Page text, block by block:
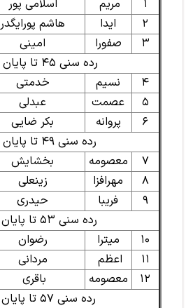
۱
مریم
اسلامی پور
۲
ایدا هاشم پورایگدر
۳
صفورا
امینی
رده سنی ۴۵ تا پایان ۴۸ سال
۴
نسیم خدمتی
۵
عصمت عبدلی
۶
پروانه
بکر ضایی
رده سنی ۴۹ تا پایان ۵۲ سال
۷
معصومه بخشایش
۸
مهرافزا زینعلی
۹
فریبا حیدری
رده سنی ۵۳ تا پایان ۵۶ سال
۱۰
میترا رضوان
۱۱
اعظم مردانی
۱۲
معصومه باقری
رده سنی ۵۷ تا پایان ۶۰ سال